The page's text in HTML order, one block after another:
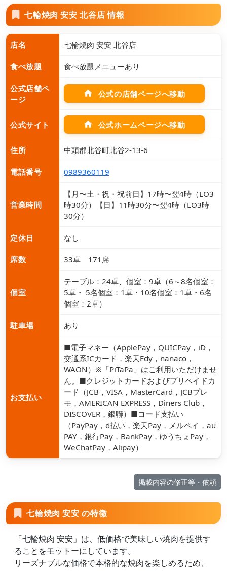
七輪焼肉 安安 北谷店 情報
店名 七輪焼肉 安安 北谷店
食べ放題 食べ放題メニューあり
公式店舗ペ
ージ
home 公式の店舗ページへ移動
公式サイト home 公式ホームページへ移動
住所 中頭郡北谷町北谷2-13-6
電話番号 0989360119
営業時間
【月〜土・祝・祝前日】17時〜翌4時（LO3
時30分）【日】11時30分〜翌4時（LO3時
30分）
定休日 なし
席数 33卓 171席
個室
テーブル：24卓、個室：9卓（6～8名個室：
5卓・ 5名個室：1卓・10名個室：1卓・6名
個室：2卓）
駐車場 あり
お支払い
■電子マネー（ApplePay，QUICPay，iD，
交通系ICカード，楽天Edy，nanaco，
WAON）※「PiTaPa」はご利用いただけませ
ん。■クレジットカードおよびプリペイドカ
ード（JCB，VISA，MasterCard，JCBプレ
モ，AMERICAN EXPRESS，Diners Club，
DISCOVER，銀聯）■コード支払い
（PayPay，d払い，楽天Pay，メルペイ，au
PAY，銀行Pay，BankPay，ゆうちょPay，
WeChatPay，Alipay）
掲載内容の修正等・依頼
七輪焼肉 安安 の特徴
「七輪焼肉 安安」は、低価格で美味しい焼肉を提供す
ることをモットーにしています。
リーズナブルな価格で本格的な焼肉を楽しめるため、